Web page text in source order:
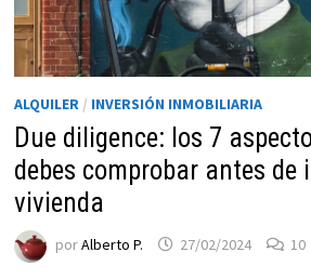
ALQUILER / INVERSIÓN INMOBILIARIA
Due diligence: los 7
debes comprobar antes
vivienda
porAlberto P. 27/02/2024 10
Necesarias
cookies no